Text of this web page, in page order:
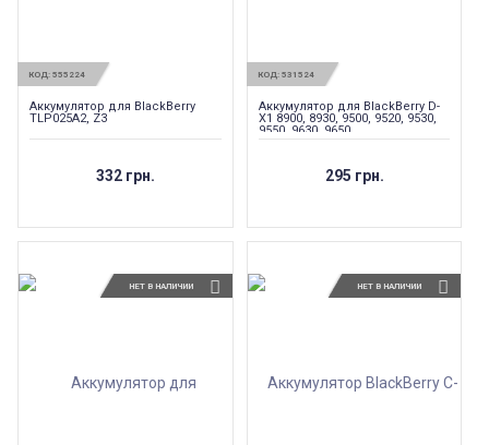
КОД: 555224
Аккумулятор для BlackBerry
TLP025A2, Z3
332 грн.
КОД: 531524
Аккумулятор для BlackBerry D-
X1 8900, 8930, 9500, 9520, 9530,
9550, 9630, 9650
295 грн.
НЕТ В НАЛИЧИИ НЕТ В НАЛИЧИИ